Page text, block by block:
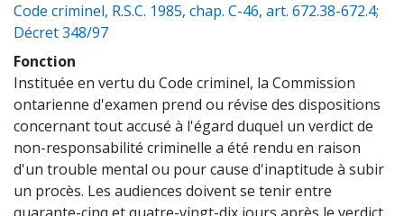
Code criminel, R.S.C. 1985, chap. C-46, art. 672.38-672.4;
Décret 348/97(opens a new window)
Fonction
Instituée en vertu du Code criminel, la Commission
ontarienne d'examen prend ou révise des dispositions
concernant tout accusé à l'égard duquel un verdict de
non-responsabilité criminelle a été rendu en raison
d'un trouble mental ou pour cause d'inaptitude à subir
un procès. Les audiences doivent se tenir entre